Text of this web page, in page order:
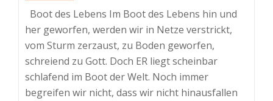
Boot des Lebens Im Boot des Lebens hin und
her geworfen, werden wir in Netze verstrickt,
vom Sturm zerzaust, zu Boden geworfen,
schreiend zu Gott. Doch ER liegt scheinbar
schlafend im Boot der Welt. Noch immer
begreifen wir nicht, dass wir nicht hinausfallen